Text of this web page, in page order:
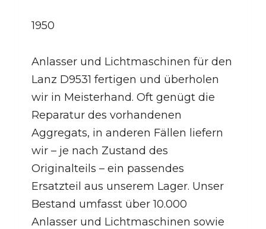
1950
Anlasser und Lichtmaschinen für den
Lanz D9531 fertigen und überholen
wir in Meisterhand. Oft genügt die
Reparatur des vorhandenen
Aggregats, in anderen Fällen liefern
wir – je nach Zustand des
Originalteils – ein passendes
Ersatzteil aus unserem Lager. Unser
Bestand umfasst über 10.000
Anlasser und Lichtmaschinen sowie